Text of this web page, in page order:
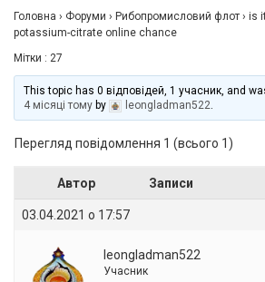
Головна › Форуми › Рибопромисловий флот › is
potassium-citrate online chance
Мітки : 27
This topic has 0 відповідей, 1 учасник, and
4 місяці тому by leongladman522.
Перегляд повідомлення 1 (всього 1)
Автор Записи
03.04.2021 о 17:57
leongladman522
Учасник